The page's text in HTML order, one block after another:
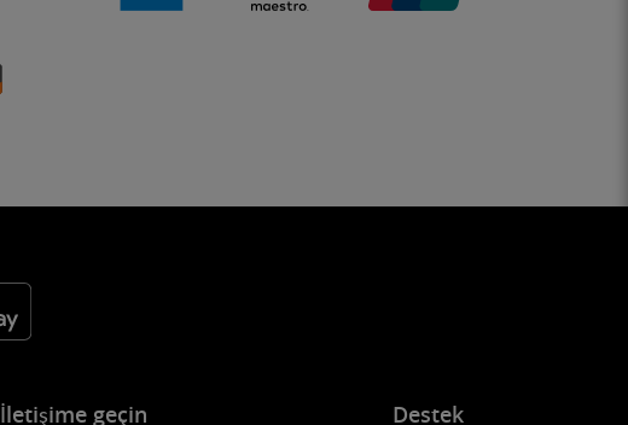
İletişime geçin Destek